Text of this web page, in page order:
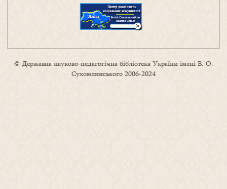
© Державна науково-педагогічна бібліотека України імені В. О.
Сухомлинського 2006-2024